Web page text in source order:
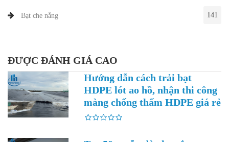
Bạt che nắng 141
ĐƯỢC ĐÁNH GIÁ CAO
Hướng dẫn cách trải bạt
HDPE lót ao hồ, nhận thi công
màng chống thấm HDPE giá rẻ